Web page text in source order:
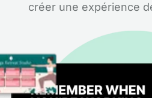
créer une expérience